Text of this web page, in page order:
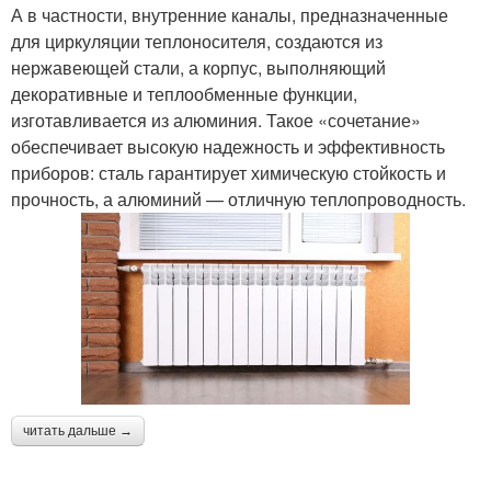
А в частности, внутренние каналы, предназначенные
для циркуляции теплоносителя, создаются из
нержавеющей стали, а корпус, выполняющий
декоративные и теплообменные функции,
изготавливается из алюминия. Такое «сочетание»
обеспечивает высокую надежность и эффективность
приборов: сталь гарантирует химическую стойкость и
прочность, а алюминий — отличную теплопроводность.
читать дальше →